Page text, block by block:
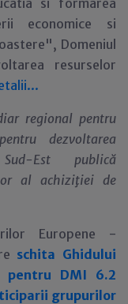
si formarea
economice si
Domeniul
resurselor
...
regional pentru
dezvoltarea
Est publică
al achiziţiei de
Europene -
schita Ghidului
pentru DMI 6.2
grupurilor